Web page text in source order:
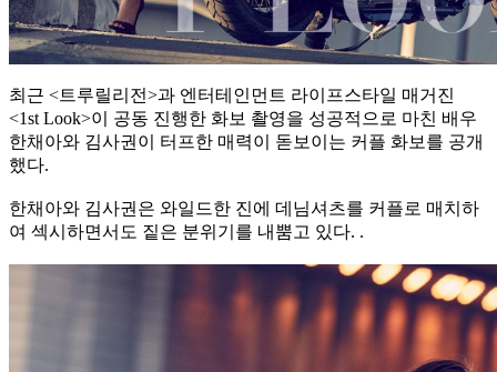
최근 <트루릴리전>과 엔터테인먼트 라이프스타일 매거진
<1st Look>이 공동 진행한 화보 촬영을 성공적으로 마친 배우
한채아와 김사권이 터프한 매력이 돋보이는 커플 화보를 공개
했다.
한채아와 김사권은 와일드한 진에 데님셔츠를 커플로 매치하
여 섹시하면서도 짙은 분위기를 내뿜고 있다. .